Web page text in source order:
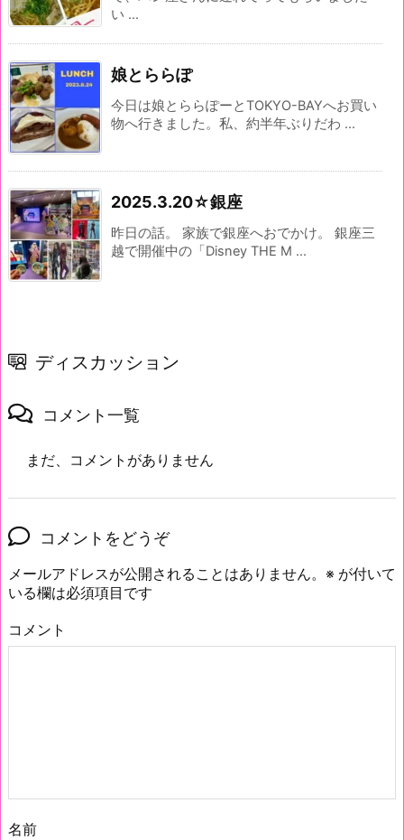
い ...
娘とららぽ
今日は娘とららぽーとTOKYO-BAYへお買い
物へ行きました。私、約半年ぶりだわ ...
2025.3.20☆銀座
昨日の話。 家族で銀座へおでかけ。 銀座三
越で開催中の「Disney THE M ...
ディスカッション
コメント一覧
まだ、コメントがありません
コメントをどうぞ
メールアドレスが公開されることはありません。 ※ が付いて
いる欄は必須項目です
コメント
名前